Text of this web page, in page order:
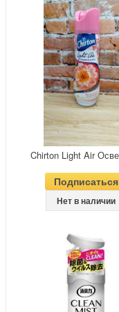
Подписаться
Нет в наличии